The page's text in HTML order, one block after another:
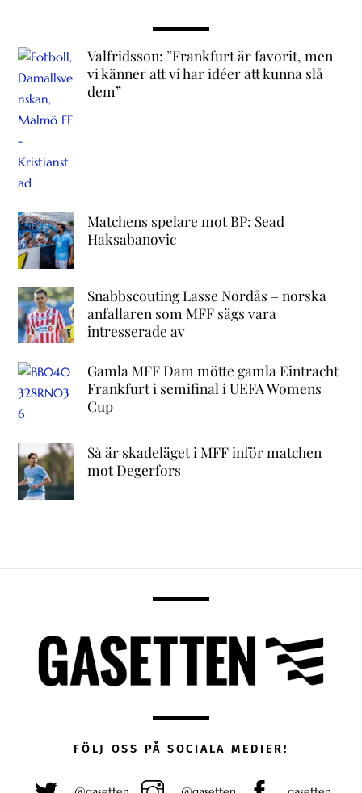
Valfridsson: ”Frankfurt är favorit, men
vi känner att vi har idéer att kunna slå
dem”
Matchens spelare mot BP: Sead
Haksabanovic
Snabbscouting Lasse Nordås – norska
anfallaren som MFF sägs vara
intresserade av
Gamla MFF Dam mötte gamla Eintracht
Frankfurt i semifinal i UEFA Womens
Cup
Så är skadeläget i MFF inför matchen
mot Degerfors
FÖLJ OSS PÅ SOCIALA MEDIER!